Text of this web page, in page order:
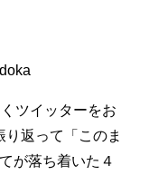
ツイッターをお
返って「このま
が落ち着いた４